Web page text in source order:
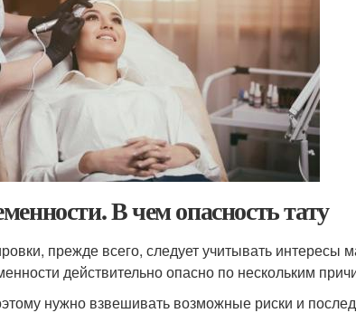
В чем опасность тату
прежде всего, следует учитывать интересы
действительно опасно по нескольким
нужно взвешивать возможные риски и